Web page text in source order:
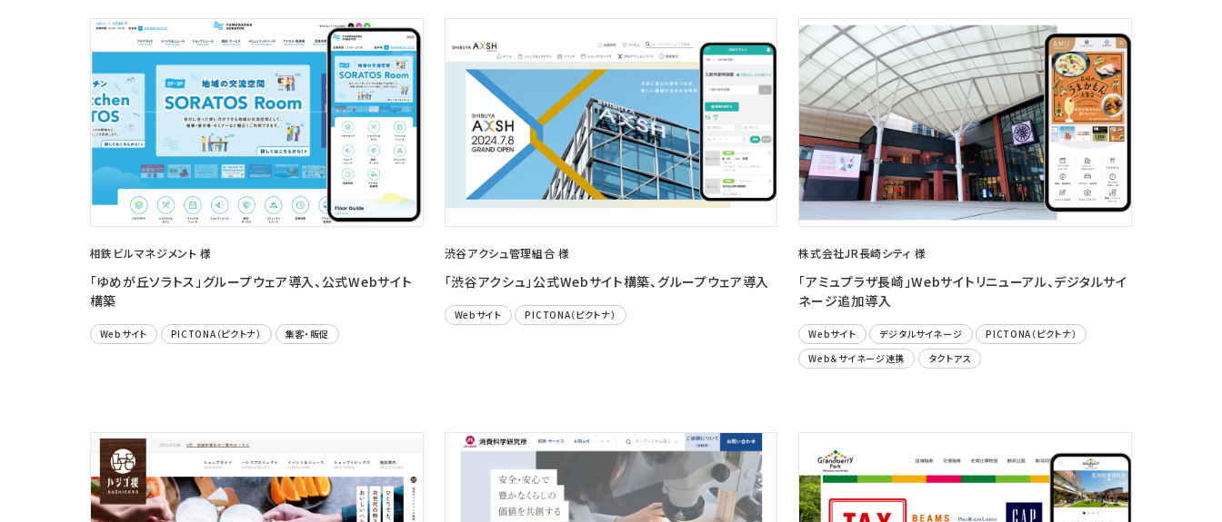
相鉄ビルマネジメント 様
「ゆめが丘ソラトス」グループウェア導入、公式Webサイト
構築
Webサイト PICTONA（ピクトナ） 集客・販促
渋谷アクシュ管理組合 様
「渋谷アクシュ」公式Webサイト構築、グループウェア導入
Webサイト PICTONA（ピクトナ）
株式会社JR長崎シティ 様
「アミュプラザ長崎」Webサイトリニューアル、デジタルサイ
ネージ追加導入
Webサイト デジタルサイネージ
PICTONA（ピクトナ）
Web＆サイネージ連携
タクトアス